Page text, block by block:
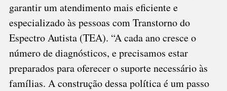
garantir um atendimento mais eficiente e
especializado às pessoas com Transtorno do
Espectro Autista (TEA). “A cada ano cresce o
número de diagnósticos, e precisamos estar
preparados para oferecer o suporte necessário às
famílias. A construção dessa política é um passo